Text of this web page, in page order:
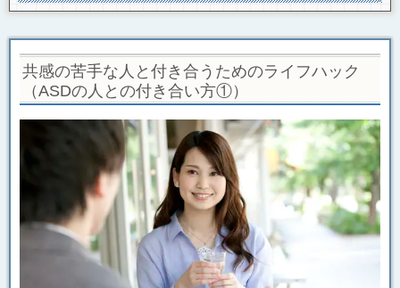
共感の苦手な人と付き合うためのライフハック
（ASDの人との付き合い方①）